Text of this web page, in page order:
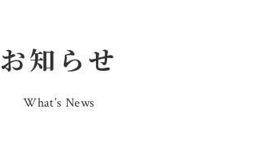
お知らせ
What’s News